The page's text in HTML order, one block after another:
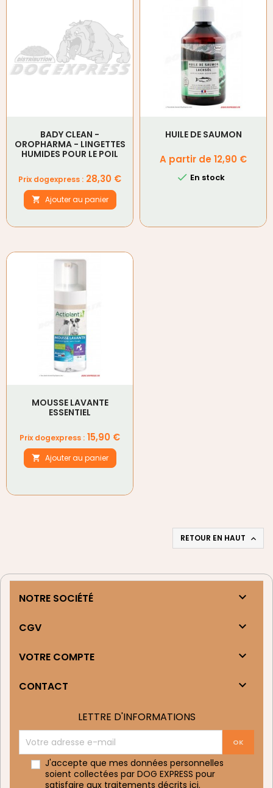
BADY CLEAN -
OROPHARMA - LINGETTES
HUMIDES POUR LE POIL
Prix
Prix dogexpress : 28,30 €
 Ajouter au panier
HUILE DE SAUMON
Prix
A partir de 12,90 €
 En stock
MOUSSE LAVANTE
ESSENTIEL
Prix
Prix dogexpress : 15,90 €
 Ajouter au panier
RETOUR EN HAUT 
NOTRE SOCIÉTÉ 
CGV 
VOTRE COMPTE 
CONTACT 
LETTRE D'INFORMATIONS
J'accepte que mes données personnelles
soient collectées par DOG EXPRESS pour
satisfaire aux traitements décrits ici.